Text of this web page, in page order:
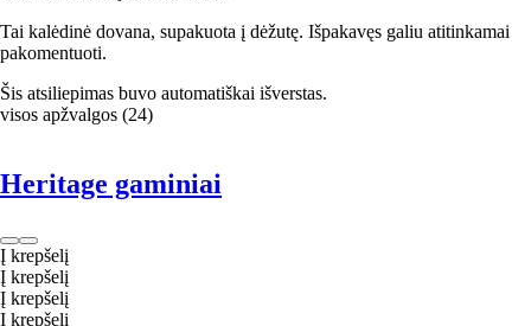
Tai kalėdinė dovana, supakuota į dėžutę. Išpakavęs galiu atitinkamai
pakomentuoti.
Šis atsiliepimas buvo automatiškai išverstas.
visos apžvalgos (24)
Heritage gaminiai
Į krepšelį
Į krepšelį
Į krepšelį
Į krepšelį